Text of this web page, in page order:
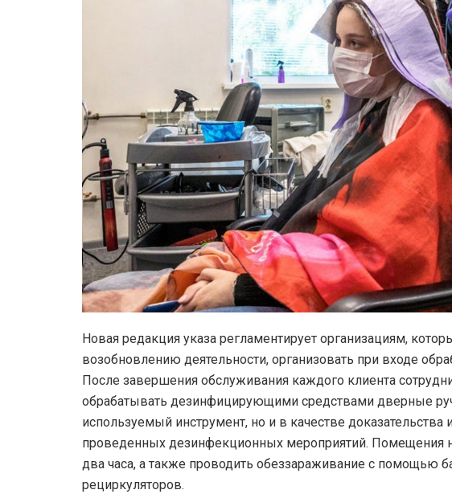
Новая редакция указа регламентирует организациям,
возобновлению деятельности, организовать при входе
После завершения обслуживания каждого клиента
обрабатывать дезинфицирующими средствами дверные
используемый инструмент, но и в качестве
проведенных дезинфекционных мероприятий. Помещения
два часа, а также проводить обеззараживание с помощью
рециркуляторов.